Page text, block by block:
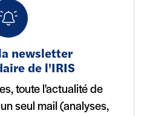
newsletter
de l'IRIS
toute l'actualité de
seul mail (analyses,